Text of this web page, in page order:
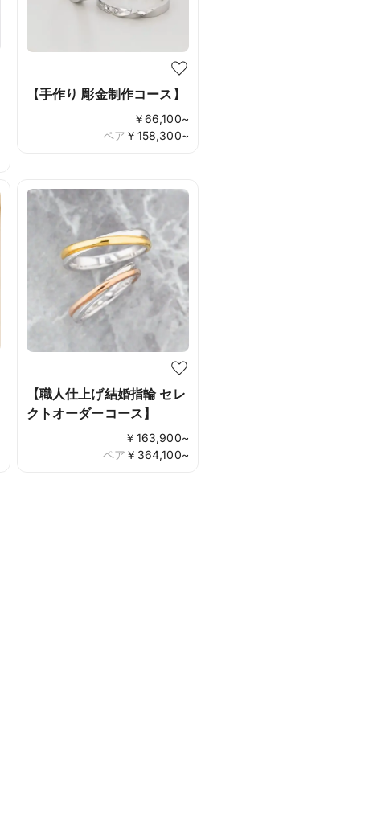
【手作り 彫金制作コース】
￥66,100~
￥ 158,300~
ペア
【職人仕上げ結婚指輪 セレ
クトオーダーコース】
￥ 163,900~
￥ 364,100~
ペア